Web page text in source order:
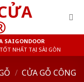
SAIGONDOOR
NHẤT TẠI SÀI GÒN
/ CỬA GỖ CÔNG